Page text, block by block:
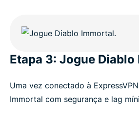
Etapa 3: Jogue
Uma vez conectado à
Immortal com segurança e lag